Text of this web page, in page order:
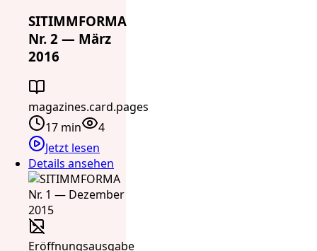
SITIMMFORMA
Nr. 2 — März
2016
magazines.card.pages
17 min
4
Jetzt lesen
Details ansehen
Eröffnungsausgabe